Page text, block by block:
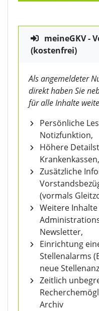
meineGKV -
(kostenfrei)
Als angemeldeter
direkt haben Sie
für alle Inhalte
Persönliche
Notizfunktion,
Höhere
Krankenkassen,
Zusätzliche
(vormals
Weitere
Newsletter,
Einrichtung
Stellenalarms
neue
Zeitlich
Archiv